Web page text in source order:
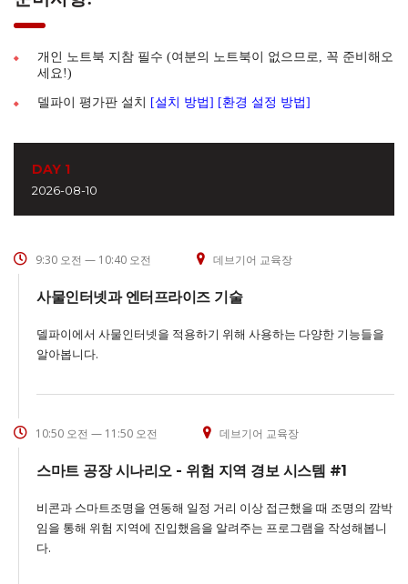
개인 노트북 지참 필수 (여분의 노트북이 없으므로, 꼭 준비해오
세요!)
델파이 평가판 설치 [설치 방법] [환경 설정 방법]
DAY 1
2026-08-10
9:30 오전 — 10:40 오전 데브기어 교육장
사물인터넷과 엔터프라이즈 기술
델파이에서 사물인터넷을 적용하기 위해 사용하는 다양한 기능들을
알아봅니다.
10:50 오전 — 11:50 오전 데브기어 교육장
스마트 공장 시나리오 - 위험 지역 경보 시스템 #1
비콘과 스마트조명을 연동해 일정 거리 이상 접근했을 때 조명의 깜박
임을 통해 위험 지역에 진입했음을 알려주는 프로그램을 작성해봅니
다.